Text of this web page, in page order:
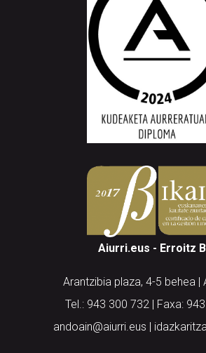
Aiurri.eus - Erroitz
Arantzibia plaza, 4-5 behea |
Tel.: 943 300 732 | Faxa:
andoain@aiurri.eus |